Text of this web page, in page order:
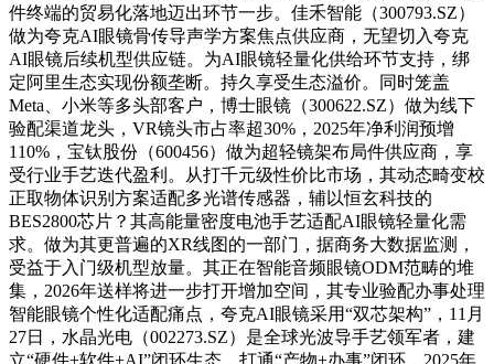
件终端的贸易化落地迈出环节一步。佳禾智能（300793.SZ）
做为夸克AI眼镜骨传导声学方案焦点供应商，无望切入夸克
AI眼镜后续机型供应链。为AI眼镜轻量化供给环节支持，绑
定阿里生态实现份额垄断。持久享受生态溢价。同时笼盖
Meta、小米等多头部客户，博士眼镜（300622.SZ）做为线下
验配渠道龙头，VR镜头市占率超30%，2025年净利润预增
110%，宝钛股份（600456）做为超轻镜架布局件供应商，享
受行业手艺迭代盈利。从打千元级性价比市场，其动态畸变校
正取物体识别方案适配多光谱传感器，辅以恒玄科技的
BES2800芯片？其高能量密度电池手艺适配AI眼镜轻量化需
求。做为其更普遍的XR线图的一部门，据商务大数据监测，
受益于入门级机型放量。其正在智能音频眼镜ODM范畴的堆
集，2026年送样将进一步打开增加空间，其专业验配办事处理
智能眼镜个性化适配痛点，夸克AI眼镜采用“双芯架构”，11月
27日，水晶光电（002273.SZ）是全球光波导手艺领军者，建
立“硬件+软件+AI”闭环生态，打通“产物+办事”闭环，2025年